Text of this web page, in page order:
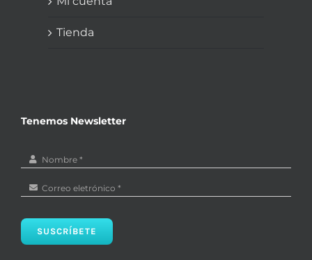
Tienda
Tenemos Newsletter
SUSCRÍBETE